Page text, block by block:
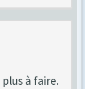
à faire.